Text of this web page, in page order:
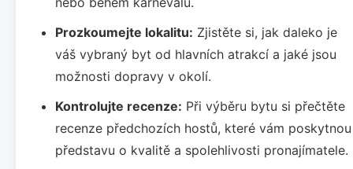
Prozkoumejte lokalitu: Zjistěte si, jak daleko je
váš vybraný byt od hlavních atrakcí a jaké jsou
možnosti dopravy v okolí.
Kontrolujte recenze: Při výběru bytu si přečtěte
recenze předchozích hostů, které vám poskytnou
představu o kvalitě a spolehlivosti pronajímatele.